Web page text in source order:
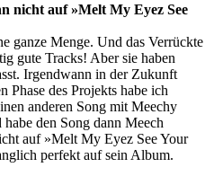
nicht auf »Melt My Eyez See
ganze Menge. Und das Verrückte
gute Tracks! Aber sie haben
Irgendwann in der Zukunft
Phase des Projekts habe ich
anderen Song mit Meechy
den Song dann Meech
auf »Melt My Eyez See Your
perfekt auf sein Album.